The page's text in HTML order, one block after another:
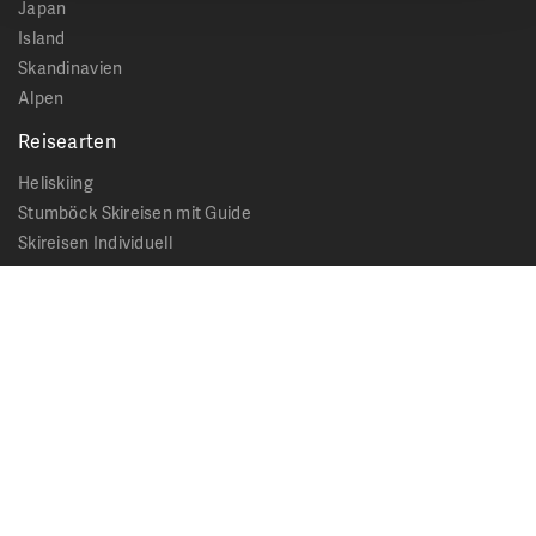
Japan
Island
Skandinavien
Alpen
Reisearten
Heliskiing
Stumböck Skireisen mit Guide
Skireisen Individuell
Catskiing